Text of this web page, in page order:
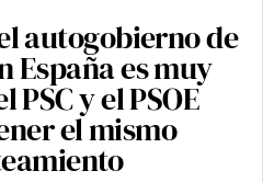
autogobierno de
España es muy
y el PSOE
el mismo